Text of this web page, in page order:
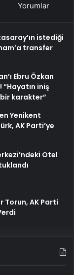
Yorumlar
istediği
transfer
Ebru Özkan
“Hayatın iniş
bir karakter”
Yenikent
AK Parti’ye
Otel
Torun, AK Parti